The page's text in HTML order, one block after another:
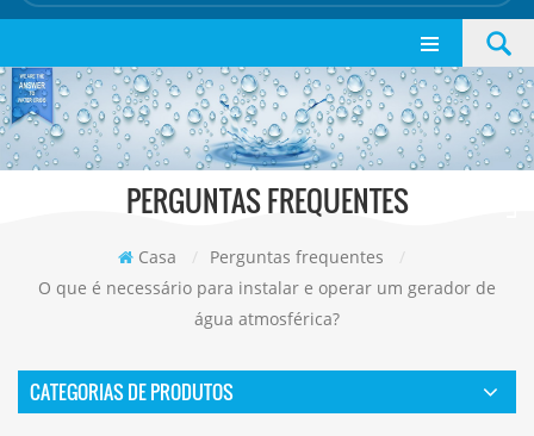
PERGUNTAS FREQUENTES
Casa / Perguntas frequentes
/
O que é necessário para instalar e operar um gerador de
água atmosférica?
CATEGORIAS DE PRODUTOS